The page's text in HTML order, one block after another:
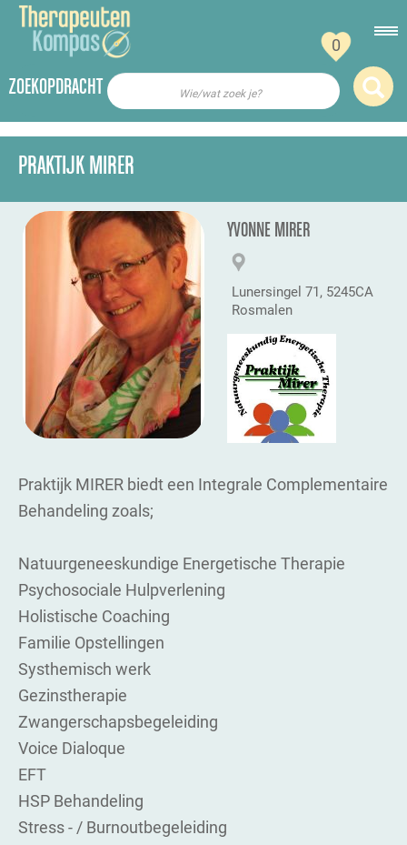
0
ZOEKOPDRACHT Wie/wat zoek je?
PRAKTIJK MIRER
YVONNE MIRER
Lunersingel 71, 5245CA
Rosmalen
Praktijk MIRER biedt een Integrale Complementaire
Behandeling zoals;
Natuurgeneeskundige Energetische Therapie
Psychosociale Hulpverlening
Holistische Coaching
Familie Opstellingen
Systhemisch werk
Gezinstherapie
Zwangerschapsbegeleiding
Voice Dialoque
EFT
HSP Behandeling
Stress - / Burnoutbegeleiding